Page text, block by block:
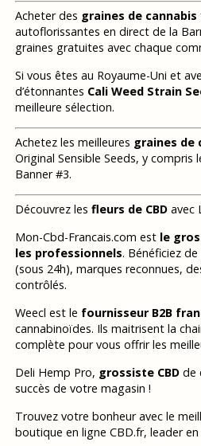
Acheter des graines de cannabis
autoflorissantes en direct de la
graines gratuites avec chaque
Si vous êtes au Royaume-Uni et
d’étonnantes Cali Weed Strain
meilleure sélection.
Achetez les meilleures graines de
Original Sensible Seeds, y compris
Banner #3.
Découvrez les fleurs de CBDavec
Mon-Cbd-Francais.com est le
les professionnels. Bénéficiez
(sous 24h), marques reconnues,
contrôlés.
Weecl est le fournisseur B2B
cannabinoïdes. Ils maitrisent la
complète pour vous offrir les
Deli Hemp Pro, grossiste CBDde
succès de votre magasin !
Trouvez votre bonheur avec le
boutique en ligne CBD.fr, leader